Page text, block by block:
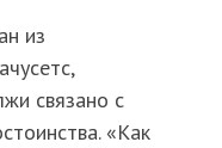
из
связано с
«Как